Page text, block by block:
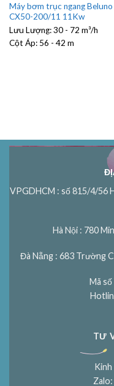
Máy bơm trục ngang Beluno
CX50-200/11 11Kw
Lưu Lượng:30 - 72 m³/h
Cột Áp: 56 - 42 m
VPGDHCM : số 815/4/56
Hà Nội : 780
Đà Nẵng : 683 Trường
Mã
TƯ
Kinh